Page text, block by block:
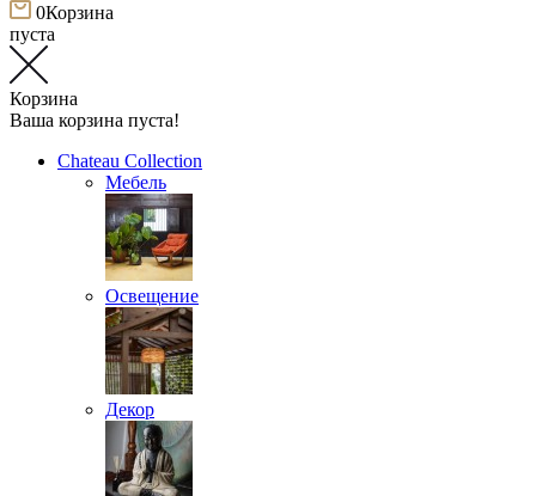
0Корзина
пуста
Корзина
Ваша корзина пуста!
Chateau Collection
Мебель
Освещение
Декор